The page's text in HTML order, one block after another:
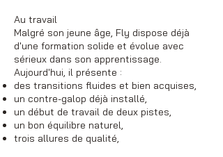
Au travail
Malgré son jeune âge, Fly dispose déjà
d'une formation solide et évolue avec
sérieux dans son apprentissage.
Aujourd'hui, il présente :
des transitions fluides et bien acquises,
un contre-galop déjà installé,
un début de travail de deux pistes,
un bon équilibre naturel,
trois allures de qualité,